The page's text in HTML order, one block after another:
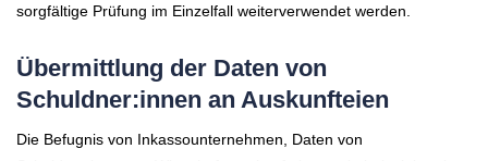
sorgfältige Prüfung im Einzelfall weiterverwendet werden.
Übermittlung der Daten von
Schuldner:innen an Auskunfteien
Die Befugnis von Inkassounternehmen, Daten von